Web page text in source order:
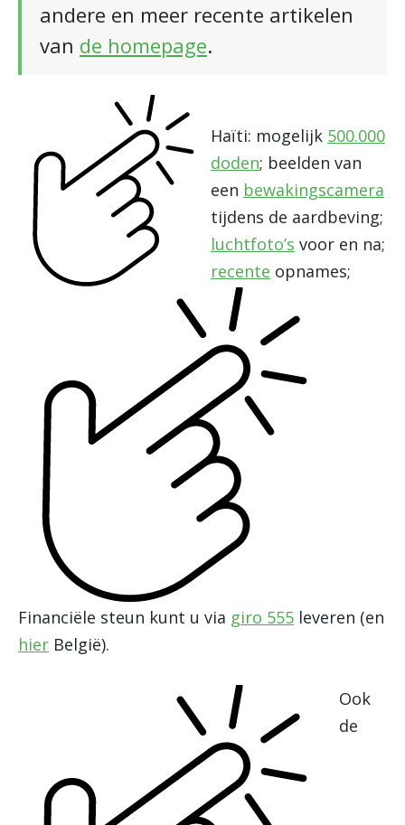
andere en meer recente artikelen
van de homepage.
Haïti: mogelijk 500.000
doden; beelden van
een bewakingscamera
tijdens de aardbeving;
luchtfoto’s voor en na;
recente opnames;
Financiële steun kunt u via giro 555 leveren (en
hier België).
Ook
de